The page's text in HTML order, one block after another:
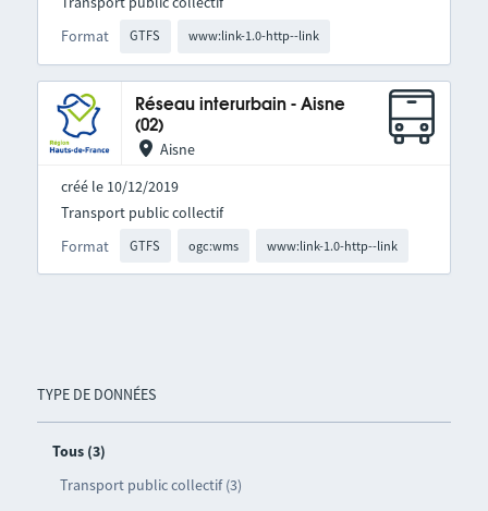
TYPE DE DONNÉES
Tous (3)
Transport public collectif (3)
Format GTFS www:link-1.0-http--link
Réseau interurbain - Aisne
(02)
Aisne
créé le 10/12/2019
Format GTFS ogc:wms www:link-1.0-http--link
Transport public collectif